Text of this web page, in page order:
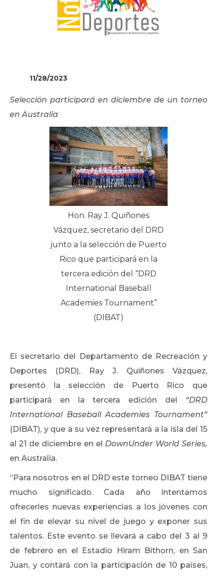
11/28/2023
Selección participará en diciembre de un torneo
en Australia
Hon. Ray J. Quiñones
Vázquez, secretario del DRD
junto a la selección de Puerto
Rico que participará en la
tercera edición del “DRD
International Baseball
Academies Tournament”
(DIBAT)
El secretario del Departamento de Recreación y
Deportes (DRD), Ray J. Quiñones Vázquez,
presentó la selección de Puerto Rico que
participará en la tercera edición del “DRD
International Baseball Academies Tournament”
(DIBAT), y que a su vez representará a la isla del 15
al 21 de diciembre en el DownUnder World Series,
en Australia.
“Para nosotros en el DRD este torneo DIBAT tiene
mucho significado. Cada año intentamos
ofrecerles nuevas experiencias a los jóvenes con
el fin de elevar su nivel de juego y exponer sus
talentos. Este evento se llevará a cabo del 3 al 9
de febrero en el Estadio Hiram Bithorn, en San
Juan, y contará con la participación de 10 países,